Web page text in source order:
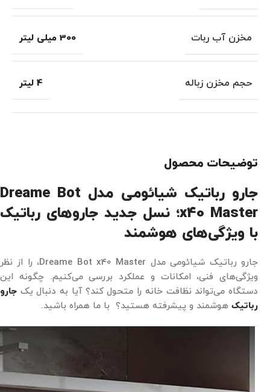
توضیحات محصول
جارو رباتیک شیائومی مدل Dreame Bot
x40 Master؛ نسل جدید جاروهای رباتیک
با ویژگی‌های هوشمند
جارو رباتیک شیائومی مدل Dreame Bot x40 Master، را از نظر
ویژگی‌های فنی، امکانات و عملکرد بررسی می‌کنیم. چگونه این
دستگاه می‌تواند نظافت خانه را متحول کند؟ آیا به دنبال یک جارو
رباتیک هوشمند و پیشرفته هستید؟ با ما همراه باشید.
مخزن آب ربات 300 میلی لیتر
حجم مخزن زباله 4 لیتر